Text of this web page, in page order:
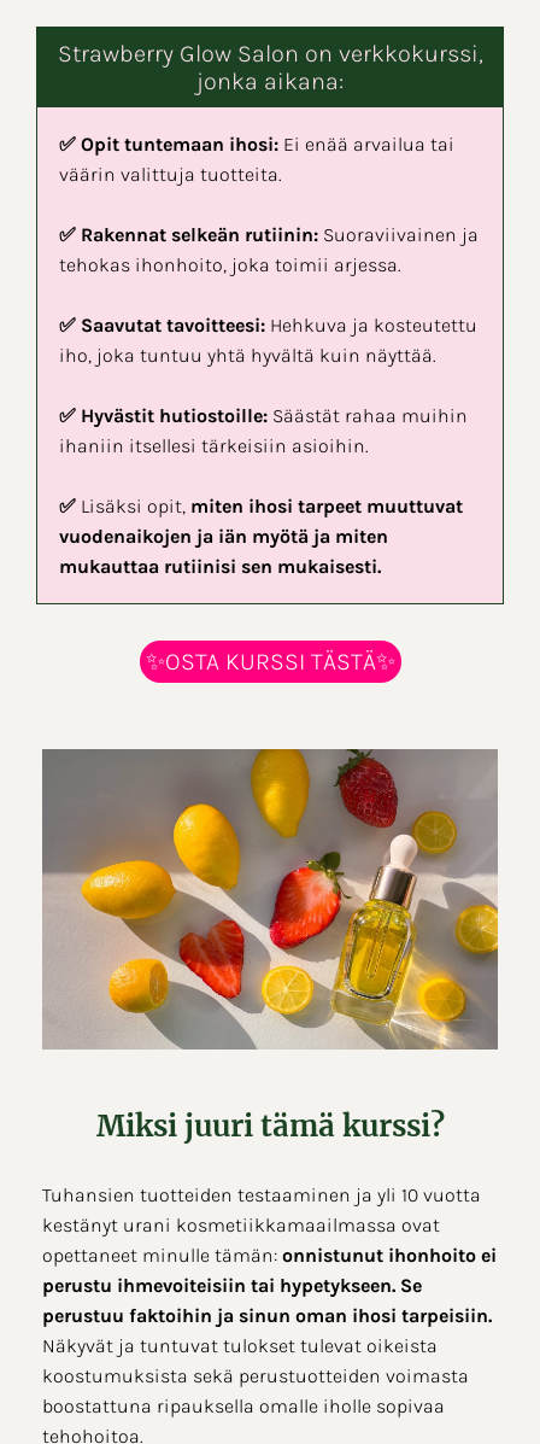
Strawberry Glow Salon on verkkokurssi,
jonka aikana:
✅ Opit tuntemaan ihosi: Ei enää arvailua tai
väärin valittuja tuotteita.
✅ Rakennat selkeän rutiinin: Suoraviivainen ja
tehokas ihonhoito, joka toimii arjessa.
✅ Saavutat tavoitteesi: Hehkuva ja kosteutettu
iho, joka tuntuu yhtä hyvältä kuin näyttää.
✅ Hyvästit hutiostoille: Säästät rahaa muihin
ihaniin itsellesi tärkeisiin asioihin.
✅ Lisäksi opit, miten ihosi tarpeet muuttuvat
vuodenaikojen ja iän myötä ja miten
mukauttaa rutiinisi sen mukaisesti.
✨OSTA KURSSI TÄSTÄ✨
Miksi juuri tämä kurssi?
Tuhansien tuotteiden testaaminen ja yli 10 vuotta
kestänyt urani kosmetiikkamaailmassa ovat
opettaneet minulle tämän: onnistunut ihonhoito ei
perustu ihmevoiteisiin tai hypetykseen. Se
perustuu faktoihin ja sinun oman ihosi tarpeisiin.
Näkyvät ja tuntuvat tulokset tulevat oikeista
koostumuksista sekä perustuotteiden voimasta
boostattuna ripauksella omalle iholle sopivaa
tehohoitoa.